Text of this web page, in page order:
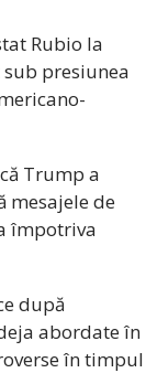
Rubio la
presiunea
Trump a
mesajele de
împotriva
după
abordate în
în timpul